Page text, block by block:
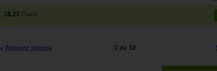
18.23 Euros
Anterior página 2 de 10